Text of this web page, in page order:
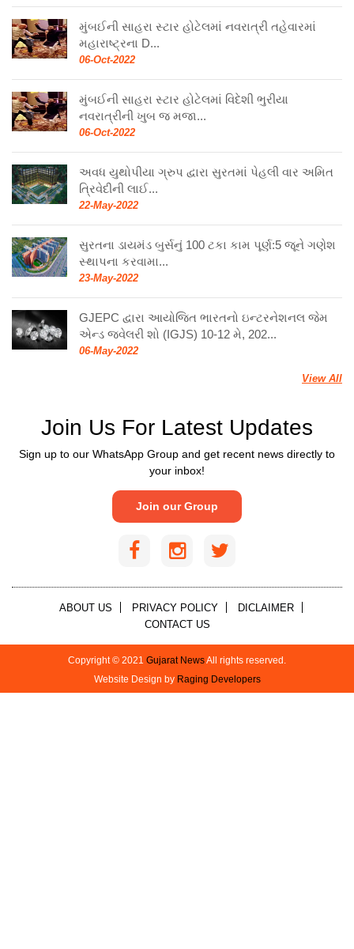
મુંબઈની સાહરા સ્ટાર હોટેલમાં નવરાત્રી તહેવારમાં
મહારાષ્ટ્રના D...
06-Oct-2022
મુંબઈની સાહરા સ્ટાર હોટેલમાં વિદેશી ભુરીયા
નવરાત્રીની ખુબ જ મજા...
06-Oct-2022
અવધ યુથોપીયા ગ્રુપ દ્વારા સુરતમાં પેહલી વાર અમિત
ત્રિવેદીની લાઈ...
22-May-2022
સુરતના ડાયમંડ બુર્સનું 100 ટકા કામ પૂર્ણ:5 જૂને ગણેશ
સ્થાપના કરવામા...
23-May-2022
GJEPC દ્વારા આયોજિત ભારતનો ઇન્ટરનેશનલ જેમ
એન્ડ જ્વેલરી શો (IGJS) 10-12 મે, 202...
06-May-2022
View All
Join Us For Latest Updates
Sign up to our WhatsApp Group and get recent news directly to
your inbox!
Join our Group
ABOUT US PRIVACY POLICY
DICLAIMER
CONTACT US
Copyright © 2021 Gujarat News All rights reserved.
Website Design by Raging Developers